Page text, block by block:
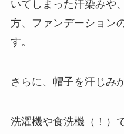
いてしまった汗染みや
方、ファンデーション
す。
さらに、帽子を汗じみ
洗濯機や食洗機（！）